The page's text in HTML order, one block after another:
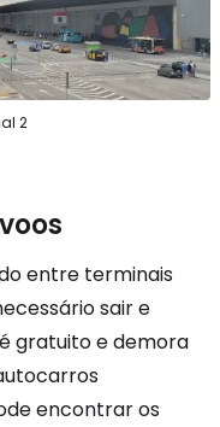
2
entre terminais
sair e
gratuito e demora
encontrar os